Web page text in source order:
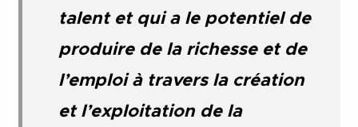
talent et qui a le potentiel de
produire de la richesse et de
l’emploi à travers la création
et l’exploitation de la